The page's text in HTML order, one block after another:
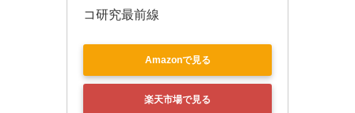
コ研究最前線
Amazonで見る
楽天市場で見る